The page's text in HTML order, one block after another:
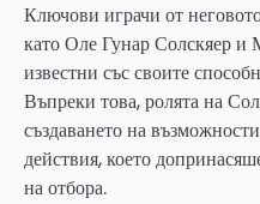
Ключови играчи от
като Оле Гунар Солскяер и
известни със своите
Въпреки това, ролята на
създаването на
действия, което
на отбора.